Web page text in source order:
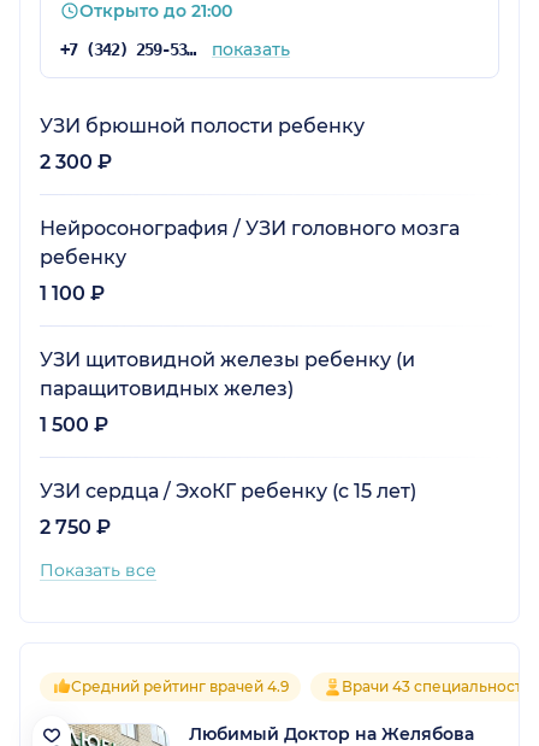
Открыто до 21:00
+7 (342) 259-53-03 показать
УЗИ брюшной полости ребенку
2 300 ₽
Нейросонография / УЗИ головного мозга
ребенку
1 100 ₽
УЗИ щитовидной железы ребенку (и
паращитовидных желез)
1 500 ₽
УЗИ сердца / ЭхоКГ ребенку (с 15 лет)
2 750 ₽
Показать все
Средний рейтинг врачей 4.9 Врачи 43
Любимый Доктор на Желябова